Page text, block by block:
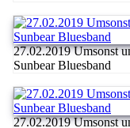
27.02.2019 Umsonst
Sunbear Bluesband
27.02.2019 Umsonst